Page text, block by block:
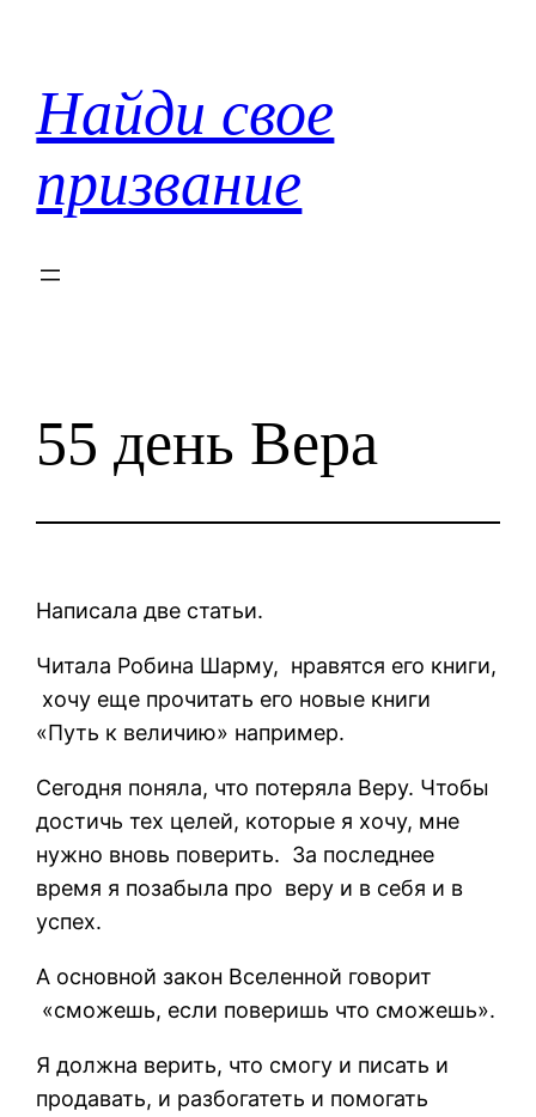
содержимому
Найди свое
призвание
55 день Вера
Написала две статьи.
Читала Робина Шарму, нравятся его книги,
хочу еще прочитать его новые книги
«Путь к величию» например.
Сегодня поняла, что потеряла Веру. Чтобы
достичь тех целей, которые я хочу, мне
нужно вновь поверить. За последнее
время я позабыла про веру и в себя и в
успех.
А основной закон Вселенной говорит
«сможешь, если поверишь что сможешь».
Я должна верить, что смогу и писать и
продавать, и разбогатеть и помогать